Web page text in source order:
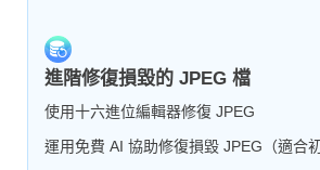
進階修復損毀的 JPEG 檔
使用十六進位編輯器修復 JPEG
運用免費 AI 協助修復損毀 JPEG（適合初